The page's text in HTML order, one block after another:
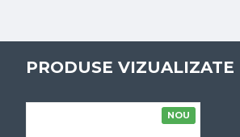
PRODUSE VIZUALIZATE
NOU